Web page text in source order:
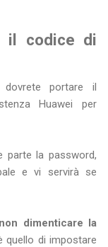
il codice di
portare il
Huawei per
parte la password,
e vi servirà se
dimenticare la
quello di impostare